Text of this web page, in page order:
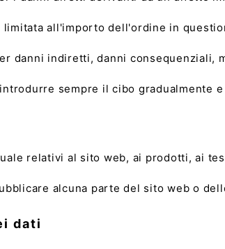
limitata all'importo dell'ordine in
danni indiretti, danni consequenziali,
sempre il cibo gradualmente
relativi al sito web, ai prodotti, ai
alcuna parte del sito web o
dati